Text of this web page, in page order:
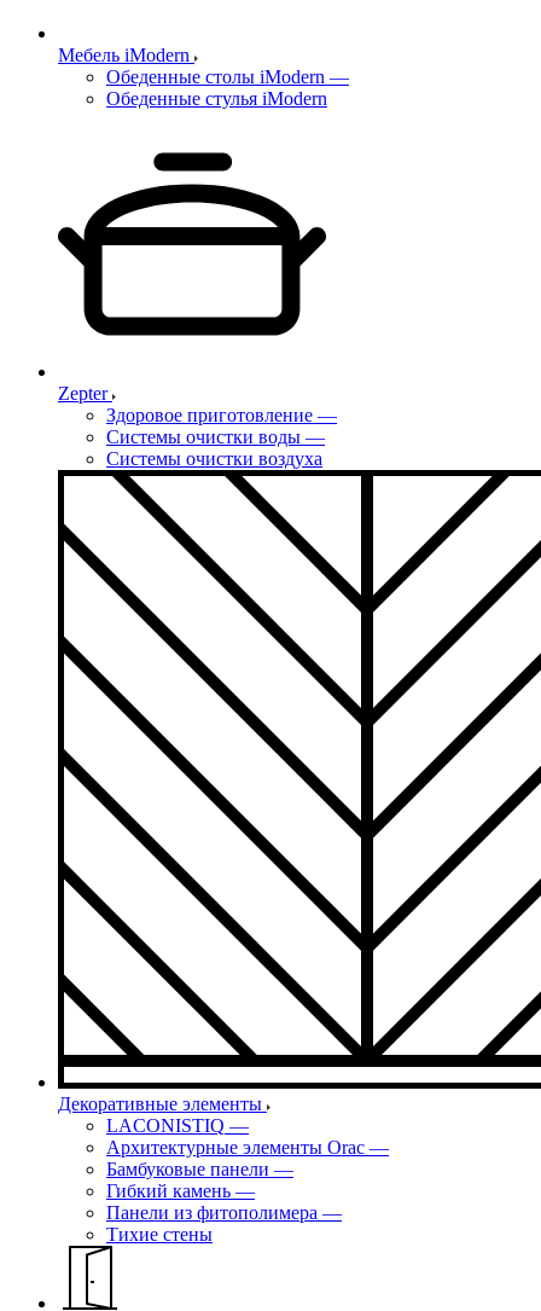
Мебель iModern
Обеденные столы iModern —
Обеденные стулья iModern
Zepter
Здоровое приготовление —
Системы очистки воды —
Системы очистки воздуха
Декоративные элементы
LACONISTIQ —
Архитектурные элементы Orac —
Бамбуковые панели —
Гибкий камень —
Панели из фитополимера —
Тихие стены